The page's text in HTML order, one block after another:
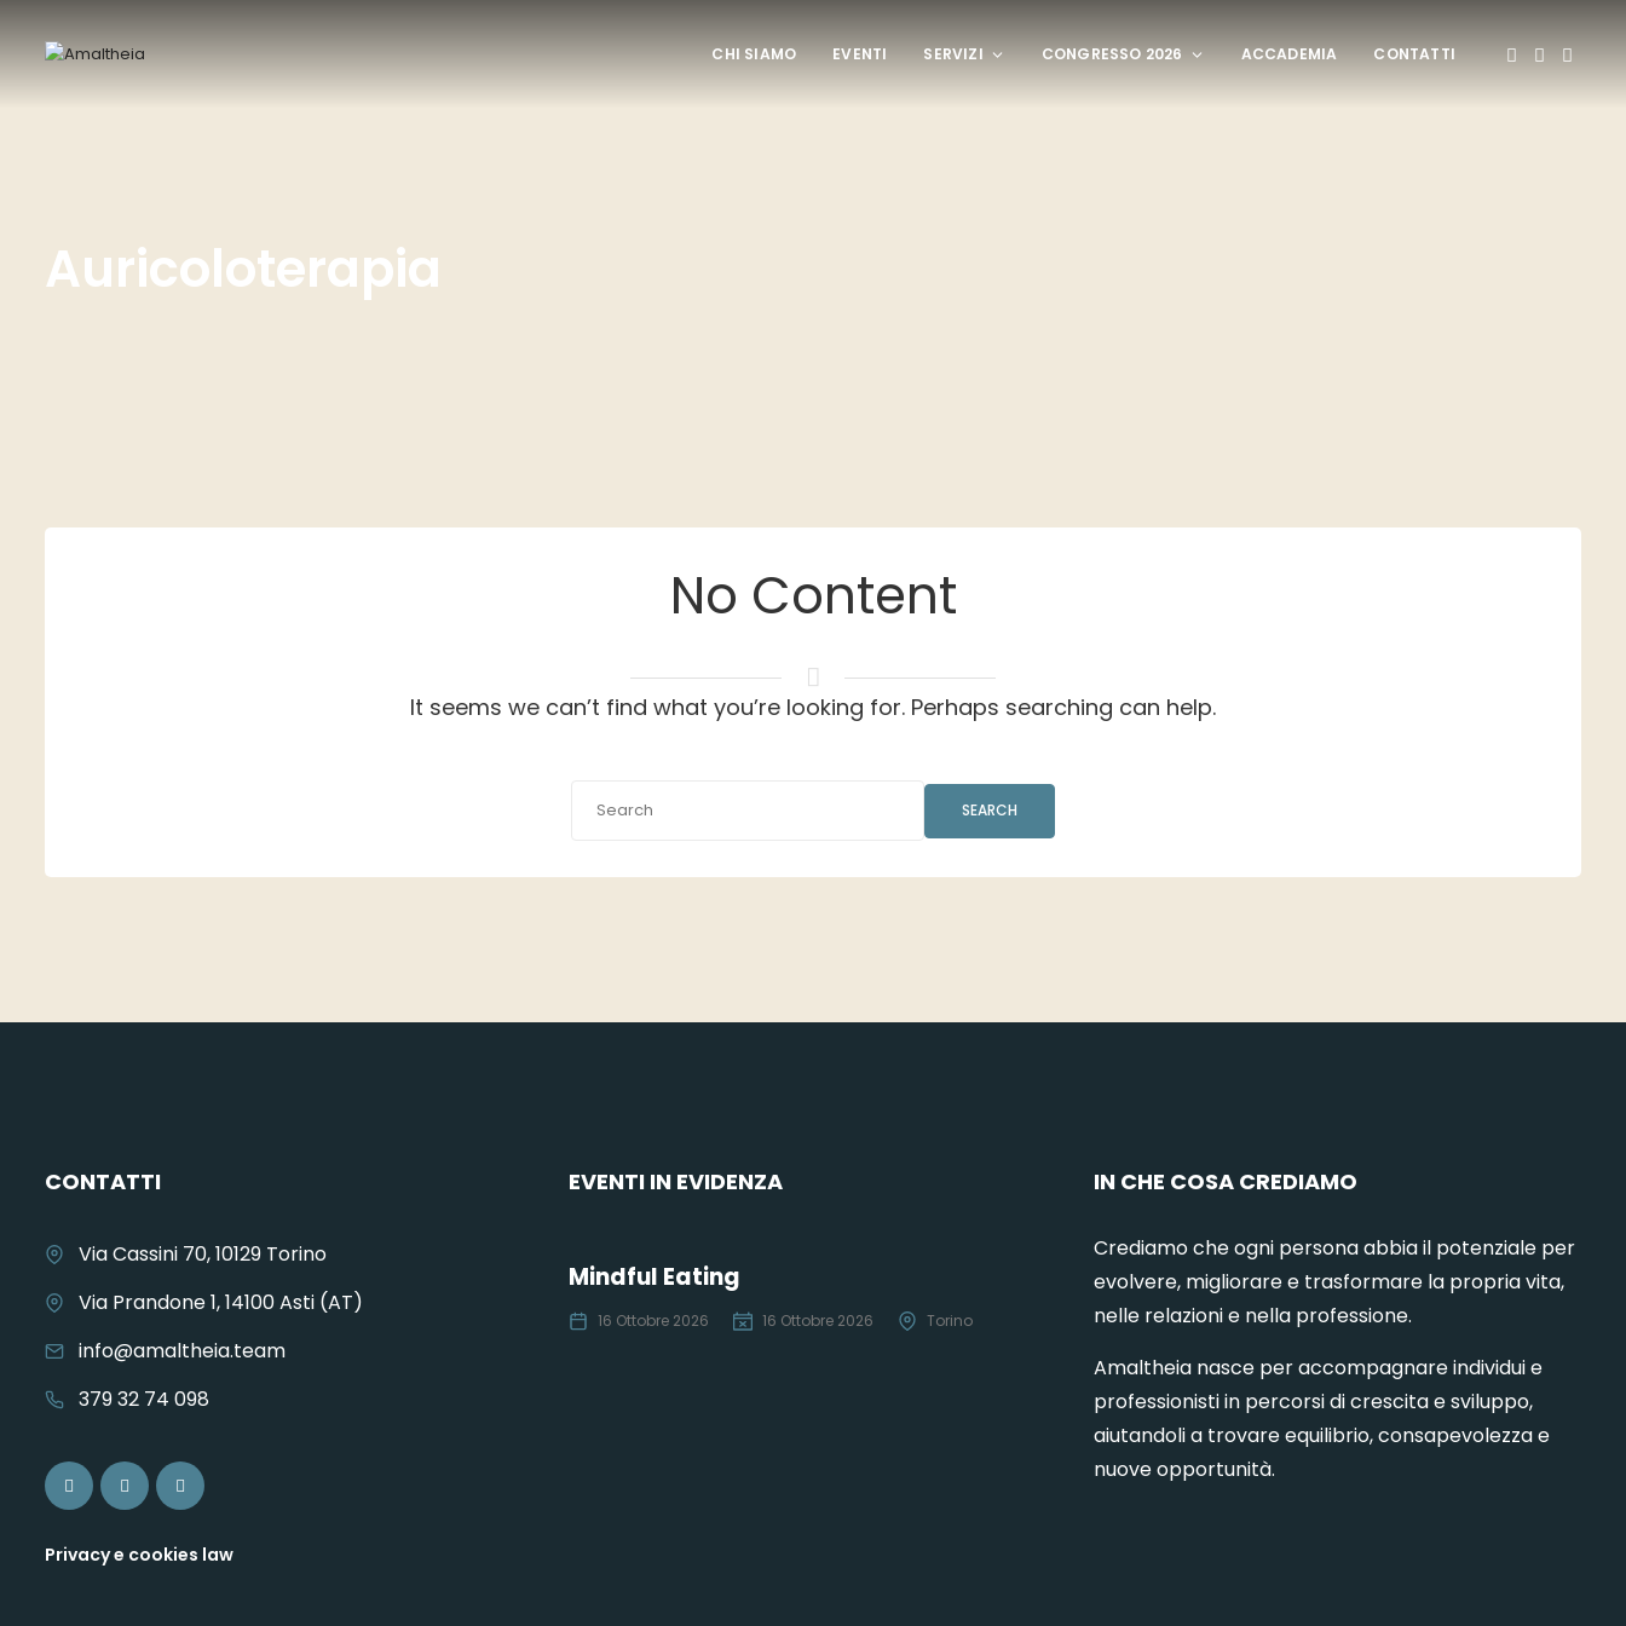
CHI SIAMO EVENTI SERVIZI CONGRESSO 2026 ACCADEMIA CONTATTI
Auricoloterapia
No Content
It seems we can’t find what you’re looking for. Perhaps searching can help.
SEARCH
CONTATTI
Via Cassini 70, 10129 Torino
Via Prandone 1, 14100 Asti (AT)
info@amaltheia.team
379 32 74 098
Privacy e cookies law
EVENTI IN EVIDENZA
Mindful Eating
16 Ottobre 2026 16 Ottobre 2026 Torino
IN CHE COSA CREDIAMO
Crediamo che ogni persona abbia il potenziale per
evolvere, migliorare e trasformare la propria vita,
nelle relazioni e nella professione.
Amaltheia nasce per accompagnare individui e
professionisti in percorsi di crescita e sviluppo,
aiutandoli a trovare equilibrio, consapevolezza e
nuove opportunità.